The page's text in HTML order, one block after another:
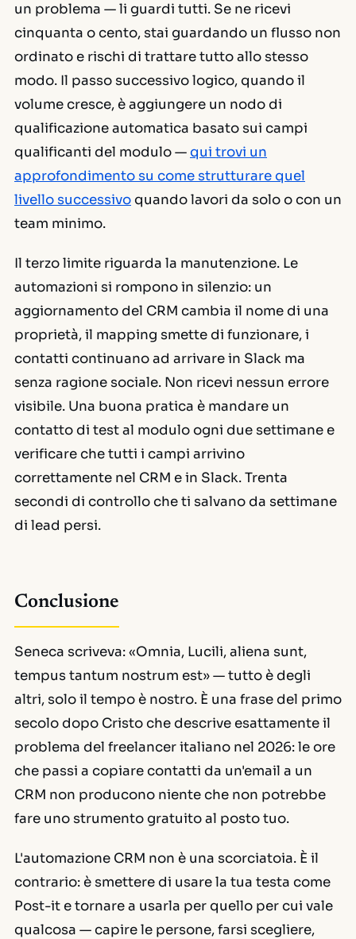
un problema — li guardi tutti. Se ne ricevi
cinquanta o cento, stai guardando un flusso non
ordinato e rischi di trattare tutto allo stesso
modo. Il passo successivo logico, quando il
volume cresce, è aggiungere un nodo di
qualificazione automatica basato sui campi
qualificanti del modulo —qui trovi un
approfondimento su come strutturare quel
livello successivoquando lavori da solo o con un
team minimo.
Il terzo limite riguarda la manutenzione. Le
automazioni si rompono in silenzio: un
aggiornamento del CRM cambia il nome di una
proprietà, il mapping smette di funzionare, i
contatti continuano ad arrivare in Slack ma
senza ragione sociale. Non ricevi nessun errore
visibile. Una buona pratica è mandare un
contatto di test al modulo ogni due settimane e
verificare che tutti i campi arrivino
correttamente nel CRM e in Slack. Trenta
secondi di controllo che ti salvano da settimane
di lead persi.
Conclusione
Seneca scriveva:«Omnia, Lucili, aliena sunt,
tempus tantum nostrum est»— tutto è degli
altri, solo il tempo è nostro. È una frase del primo
secolo dopo Cristo che descrive esattamente il
problema del freelancer italiano nel 2026: le ore
che passi a copiare contatti da un'email a un
CRM non producono niente che non potrebbe
fare uno strumento gratuito al posto tuo.
L'automazione CRM non è una scorciatoia. È il
contrario: è smettere di usare la tua testa come
Post-it e tornare a usarla per quello per cui vale
qualcosa — capire le persone, farsi scegliere,